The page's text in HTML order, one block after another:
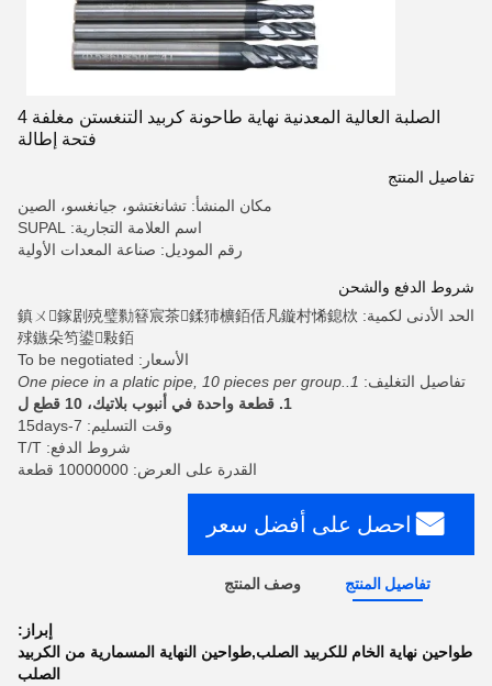
الصلبة العالية المعدنية نهاية طاحونة كربيد التنغستن مغلفة 4
فتحة إطالة
تفاصيل المنتج
مكان المنشأ: تشانغتشو، جيانغسو، الصين
اسم العلامة التجارية: SUPAL
رقم الموديل: صناعة المعدات الأولية
شروط الدفع والشحن
الحد الأدنى لكمية: 鎮ㄨ鎵剧殑璧勬簮宸茶鍒犻櫎銆佸凡鏇村悕鎴栨
殏鏃朵笉鍙敤銆
الأسعار: To be negotiated
تفاصيل التغليف: 1.One piece in a platic pipe, 10 pieces per group.
1. قطعة واحدة في أنبوب بلاتيك، 10 قطع ل
وقت التسليم: 7-15days
شروط الدفع: T/T
القدرة على العرض: 10000000 قطعة
احصل على أفضل سعر
تفاصيل المنتج وصف المنتج
إبراز:
طواحين نهاية الخام للكربيد الصلب,طواحين النهاية المسمارية من الكربيد
الصلب